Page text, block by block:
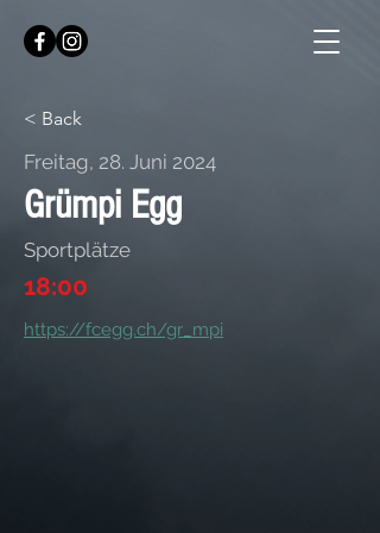
< Back
Freitag, 28. Juni 2024
Grümpi Egg
Sportplätze
18:00
https://fcegg.ch/gr_mpi